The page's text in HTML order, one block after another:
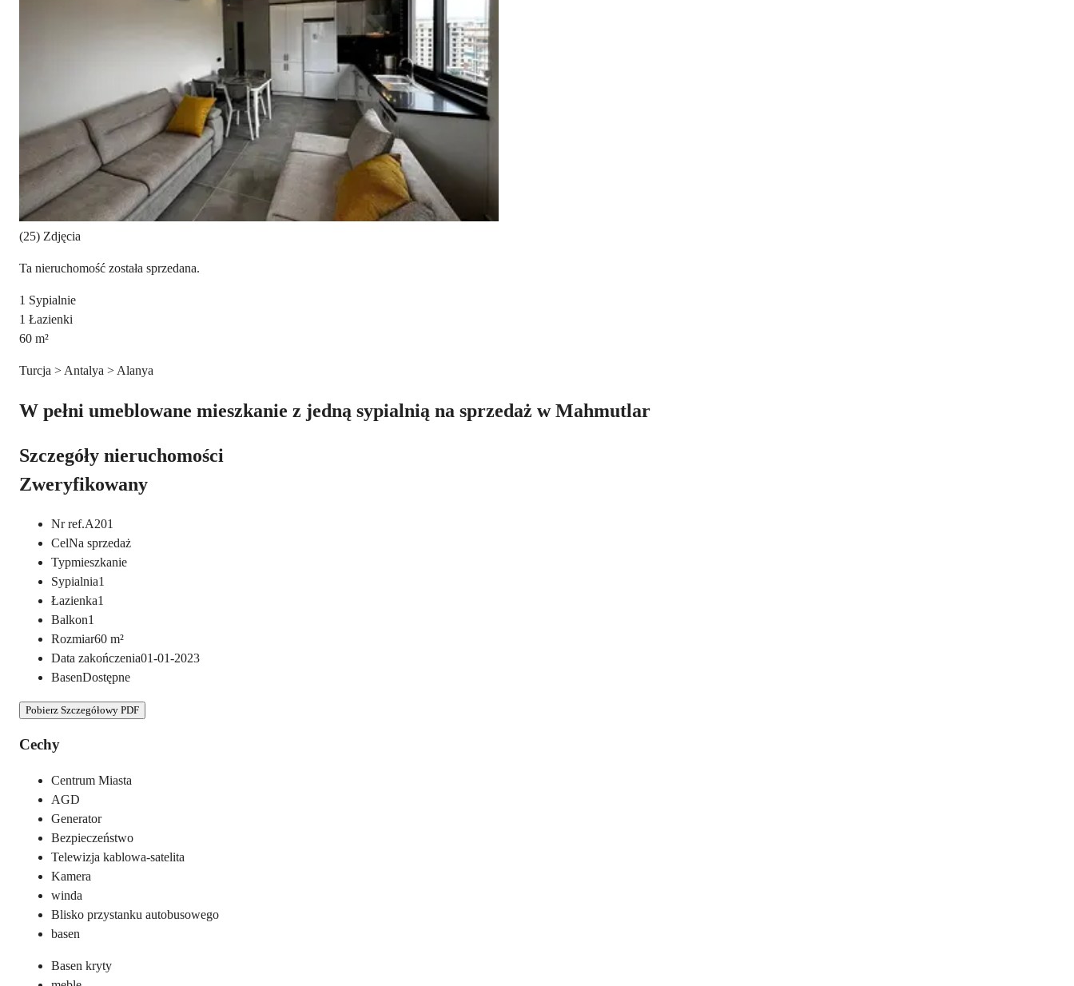
(25) Zdjęcia
Ta nieruchomość została sprzedana.
1 Sypialnie
1 Łazienki
60 m²
Turcja > Antalya > Alanya
W pełni umeblowane mieszkanie z jedną sypialnią na sprzedaż w Mahmutlar
Szczegóły nieruchomości
Zweryfikowany
Nr ref.A201
CelNa sprzedaż
Typmieszkanie
Sypialnia1
Łazienka1
Balkon1
Rozmiar60 m²
Data zakończenia01-01-2023
BasenDostępne
Pobierz Szczegółowy PDF
Cechy
Centrum Miasta
AGD
Generator
Bezpieczeństwo
Telewizja kablowa-satelita
Kamera
winda
Blisko przystanku autobusowego
basen
Basen kryty